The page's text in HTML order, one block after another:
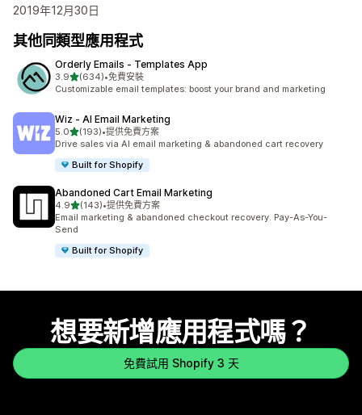
2019年12月30日
其他同類型應用程式
Orderly Emails ‑ Templates App
3.9滿分 5 顆星
(634)
共有 634 則評價
•免費安裝
Customizable email templates: boost your brand and marketing
Wiz ‑ AI Email Marketing
5.0滿分 5 顆星
(193)
共有 193 則評價
•提供免費方案
Drive sales via AI email marketing & abandoned cart recovery
Built for Shopify
Abandoned Cart Email Marketing
4.9滿分 5 顆星
(143)
共有 143 則評價
•提供免費方案
Email marketing & abandoned checkout recovery. Pay-As-You-
Send
Built for Shopify
想要新增應用程式嗎？
免費試用 Shopify 3 天